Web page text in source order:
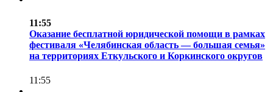
11:55
Оказание бесплатной юридической помощи в рамках
фестиваля «Челябинская область — большая семья»
на территориях Еткульского и Коркинского округов
11:55